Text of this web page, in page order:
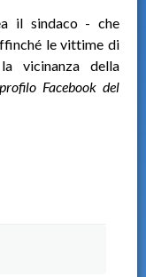
il sindaco - che
le vittime di
vicinanza della
Facebook del